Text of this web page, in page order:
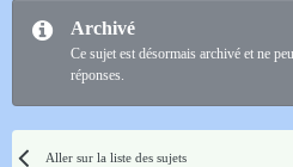
Archivé
Ce sujet est désormais archivé et ne
réponses.
Aller sur la liste des sujets